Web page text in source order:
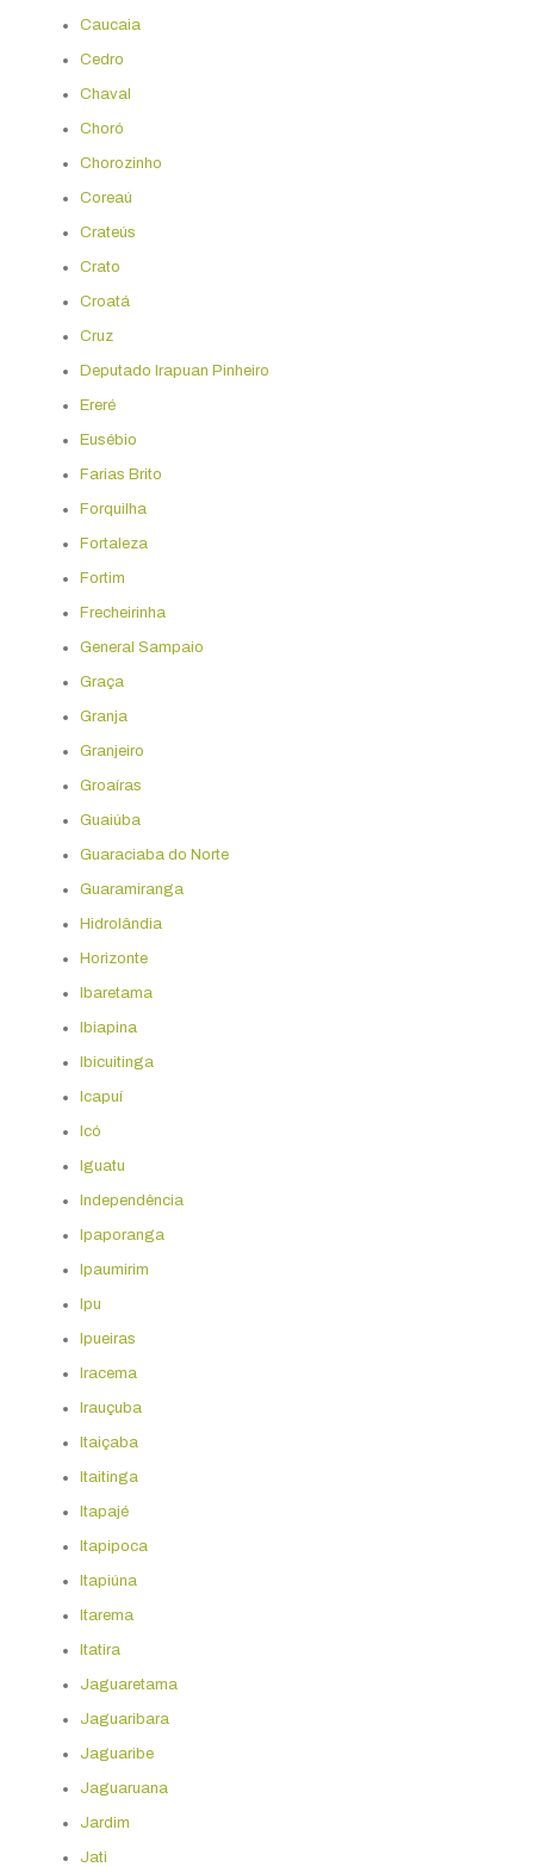
Caucaia
Cedro
Chaval
Choró
Chorozinho
Coreaú
Crateús
Crato
Croatá
Cruz
Deputado Irapuan Pinheiro
Ereré
Eusébio
Farias Brito
Forquilha
Fortaleza
Fortim
Frecheirinha
General Sampaio
Graça
Granja
Granjeiro
Groaíras
Guaiúba
Guaraciaba do Norte
Guaramiranga
Hidrolândia
Horizonte
Ibaretama
Ibiapina
Ibicuitinga
Icapuí
Icó
Iguatu
Independência
Ipaporanga
Ipaumirim
Ipu
Ipueiras
Iracema
Irauçuba
Itaiçaba
Itaitinga
Itapajé
Itapipoca
Itapiúna
Itarema
Itatira
Jaguaretama
Jaguaribara
Jaguaribe
Jaguaruana
Jardim
Jati